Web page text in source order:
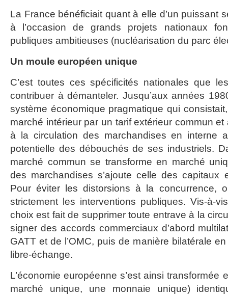
La France bénéficiait quant à elle d’un puissant
à l’occasion de grands projets nationaux
publiques ambitieuses (nucléarisation du parc
Un moule européen unique
C’est toutes ces spécificités nationales que
contribuer à démanteler. Jusqu’aux années
système économique pragmatique qui
marché intérieur par un tarif extérieur commun
à la circulation des marchandises en interne
potentielle des débouchés de ses industriels.
marché commun se transforme en marché
des marchandises s’ajoute celle des
Pour éviter les distorsions à la concurrence,
strictement les interventions publiques. Vis-à-
choix est fait de supprimer toute entrave à la
signer des accords commerciaux d’abord
GATT et de l’OMC, puis de manière bilatérale
libre-échange.
L’économie européenne s’est ainsi transformée
marché unique, une monnaie unique)